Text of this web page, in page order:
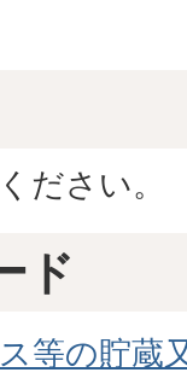
ださい。
ド
等の貯蔵